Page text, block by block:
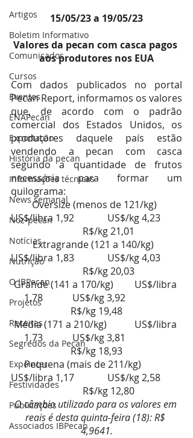
Artigos
Boletim Informativo
Comunicados
Cursos
Eventos
ENAPecan
Exportação
História da pecan
Informações técnicas
News semanal
Noz-pecan
Notícias
Nutrição
O IBPecan
Projetos
Receitas
Segredos da Pecan
Expointer
Festividades
Publicações
Associados IBPecan
15/05/23 a 19/05/23
Valores da pecan com casca pagos
aos produtores nos EUA
Com dados publicados no portal
Pecan Report, informamos os valores
que, de acordo com o padrão
comercial dos Estados Unidos, os
produtores daquele país estão
vendendo a pecan com casca
segundo a quantidade de frutos
necessária para formar um
quilograma:
Oversize (menos de 121/kg)
US$/libra 1,92        	US$/kg 4,23
  	R$/kg 21,01
Extragrande (121 a 140/kg)
US$/libra 1,83        	US$/kg 4,03
  	R$/kg 20,03
Grande (141 a 170/kg)       	US$/libra
1,78        	US$/kg 3,92
R$/kg 19,48
Média (171 a 210/kg)         	US$/libra
1,73        	US$/kg 3,81
R$/kg 18,93
Pequena (mais de 211/kg)
US$/libra 1,17        	US$/kg 2,58
  	R$/kg 12,80
O câmbio utilizado para os valores em
reais é desta quinta-feira (18): R$
4,9641.